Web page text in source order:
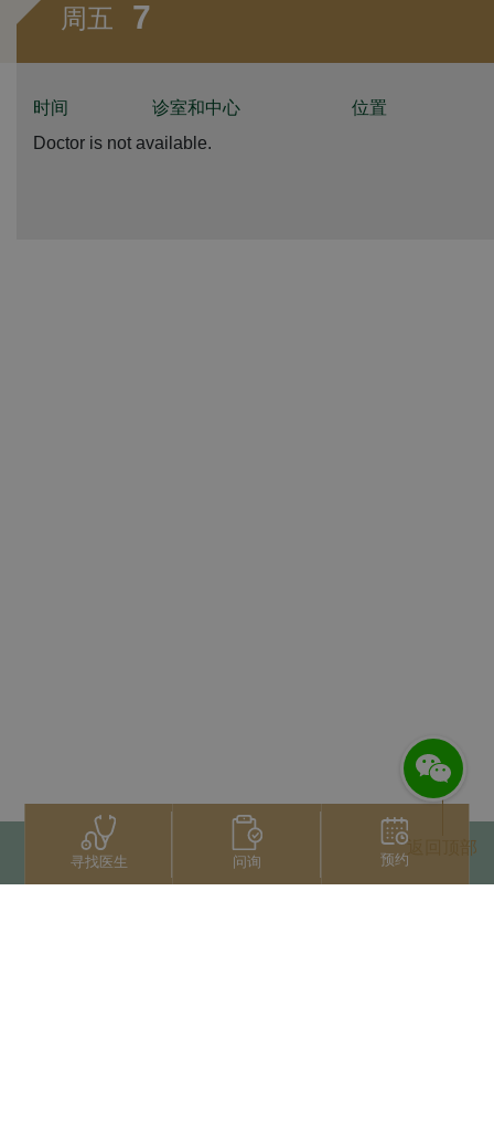
周五 7
时间 诊室和中心
位置
Doctor is not available.
寻找医生 问询 预约
返回顶部